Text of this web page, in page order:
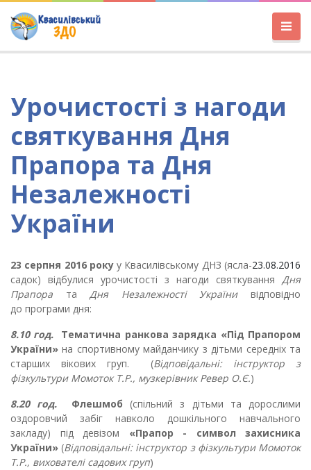
Урочистості з нагоди
святкування Дня
Прапора та Дня
Незалежності
України
23.08.2016
23 серпня 2016 рокуу Квасилівському ДНЗ (ясла-
садок) відбулися урочистості з нагоди святкування Дня
Прапора таДня Незалежності Українивідповідно
до програми дня:
8.10 год. Тематична ранкова зарядка «Під Прапором
України»на спортивному майданчику з дітьми середніх та
старших вікових груп.
(Відповідальні:
інструктор з
фізкультури Момоток Т.Р., музкерівник Ревер О.Є.)
8.20 год. Флешмоб (спільний з дітьми та дорослими
оздоровчий забіг навколо дошкільного навчального
закладу) під девізом «Прапор - символ захисника
України» (Відповідальні: інструктор з фізкультури Момоток
Т.Р., вихователі садових груп)